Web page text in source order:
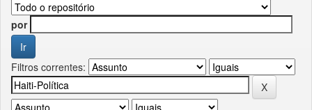
por
Filtros correntes: